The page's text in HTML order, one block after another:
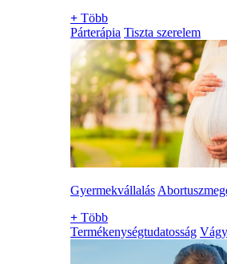
+ Több
Párterápia Tiszta szerelem
Gyermekvállalás
+ Több
Termékenységtudatosság